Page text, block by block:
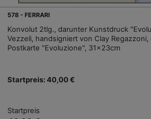
578 - FERRARI
Konvolut 2tlg., darunter Kunstdruck
Vezzeli, handsigniert von Clay Regazzoni,
Postkarte "Evoluzione", 31x23cm
Startpreis: 40,00 €
Startpreis